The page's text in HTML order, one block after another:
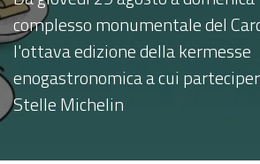
complesso monumentale del
l'ottava edizione della kermesse
enogastronomica a cui
Stelle Michelin